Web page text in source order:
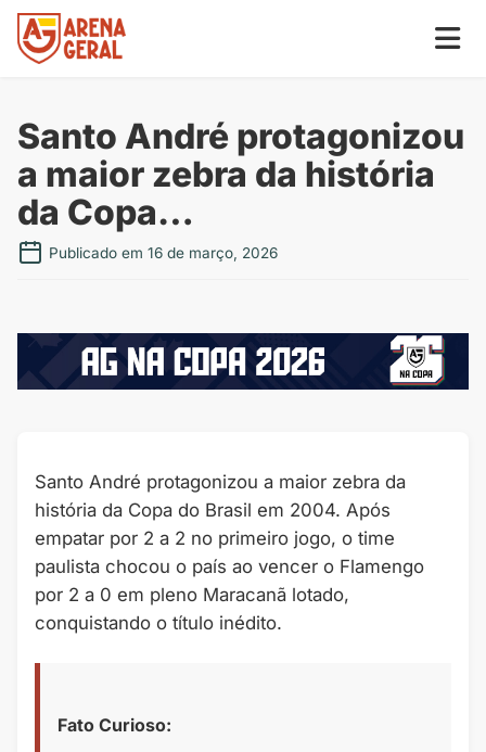
Santo André protagonizou
a maior zebra da história
da Copa…
Publicado em 16 de março, 2026
Santo André protagonizou a maior zebra da
história da Copa do Brasil em 2004. Após
empatar por 2 a 2 no primeiro jogo, o time
paulista chocou o país ao vencer o Flamengo
por 2 a 0 em pleno Maracanã lotado,
conquistando o título inédito.
Fato Curioso: